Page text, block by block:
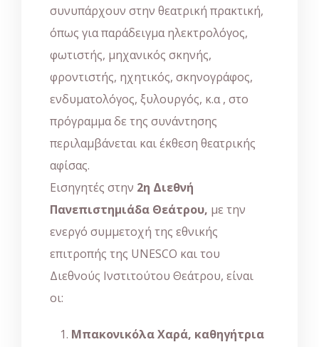
συνυπάρχουν στην θεατρική πρακτική,
όπως για παράδειγμα ηλεκτρολόγος,
φωτιστής, μηχανικός σκηνής,
φροντιστής, ηχητικός, σκηνογράφος,
ενδυματολόγος, ξυλουργός, κ.α , στο
πρόγραμμα δε της συνάντησης
περιλαμβάνεται και έκθεση θεατρικής
αφίσας.
Εισηγητές στην 2η Διεθνή
Πανεπιστημιάδα Θεάτρου, με την
ενεργό συμμετοχή της εθνικής
επιτροπής της UNESCO και του
Διεθνούς Ινστιτούτου Θεάτρου, είναι
οι:
Μπακονικόλα Χαρά, καθηγήτρια